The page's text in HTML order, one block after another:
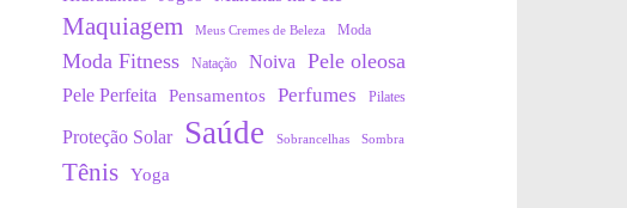
Maquiagem Meus Cremes de Beleza Moda
Moda Fitness Natação Noiva Pele oleosa
Pele Perfeita Pensamentos Perfumes Pilates
Proteção Solar Saúde Sobrancelhas Sombra
Tênis Yoga